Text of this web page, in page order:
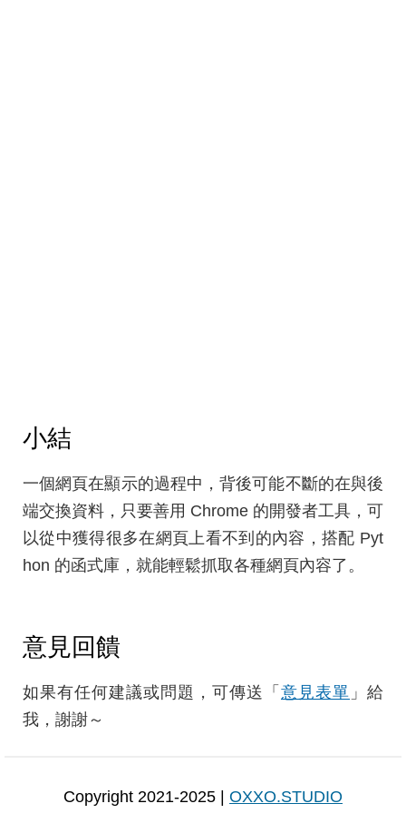
小結
一個網頁在顯示的過程中，背後可能不斷的在與後
端交換資料，只要善用 Chrome 的開發者工具，可
以從中獲得很多在網頁上看不到的內容，搭配 Pyt
hon 的函式庫，就能輕鬆抓取各種網頁內容了。
意見回饋
如果有任何建議或問題，可傳送「 意見表單 」給
我，謝謝～
Copyright 2021-2025 | OXXO.STUDIO